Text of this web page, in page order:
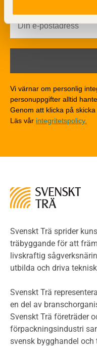
Byggnadsklasser
Brandförlopp i
Brandklasser för
Detaljlösningar
Träytors
Tekniska byten
Riskvärdering i
Miljöeffekter
LCA
Miljödeklarationer
Termer och
Planering
Klimatkalkylator
Projektering av
Byggsystem
Fasadsystem i
Bullerskärmar och
Vi värnar om personlig
personuppgifter alltid
Genom att klicka på
Läs vår integritetspolicy.
Svenskt Trä sprider
träbyggande för att
livskraftig
utbilda och driva
Svenskt Trä
en del av
Svenskt Trä företräder
förpackningsindustri
svensk bygghandel och